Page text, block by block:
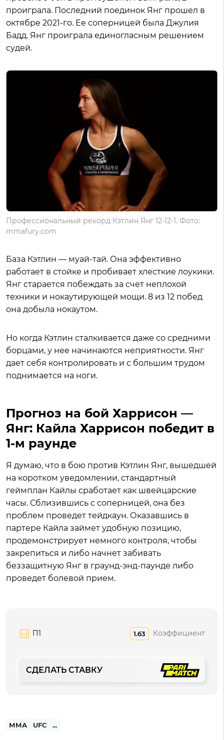
проиграла. Последний поединок Янг прошел в
октябре 2021-го. Ее соперницей была Джулия
Бадд. Янг проиграла единогласным решением
судей.
Профессиональный рекорд Кэтлин Янг 12-12-1. Фото:
mmafury.com
База Кэтлин — муай-тай. Она эффективно
работает в стойке и пробивает хлесткие лоукики.
Янг старается побеждать за счет неплохой
техники и нокаутирующей мощи. 8 из 12 побед
она добыла нокаутом.
Но когда Кэтлин сталкивается даже со средними
борцами, у нее начинаются неприятности. Янг
дает себя контролировать и с большим трудом
поднимается на ноги.
Прогноз на бой Харрисон —
Янг: Кайла Харрисон победит в
1-м раунде
Я думаю, что в бою против Кэтлин Янг, вышедшей
на коротком уведомлении, стандартный
геймплан Кайлы сработает как швейцарские
часы. Сблизившись с соперницей, она без
проблем проведет тейдкаун. Оказавшись в
партере Кайла займет удобную позицию,
продемонстрирует немного контроля, чтобы
закрепиться и либо начнет забивать
беззащитную Янг в граунд-энд-паунде либо
проведет болевой прием.
П1 1.63 Коэффициент
СДЕЛАТЬ СТАВКУ
ММА UFC ...